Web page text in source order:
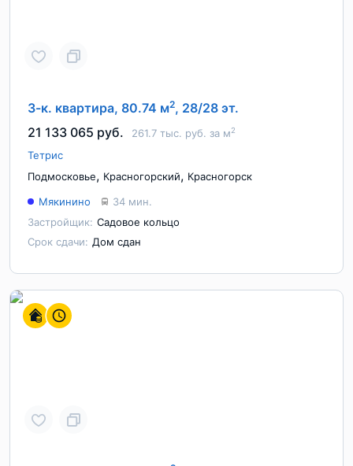
3-к. квартира, 80.74 м2, 28/28 эт.
21 133 065 руб.
261.7 тыс. руб. за м2
Тетрис
Подмосковье, Красногорский, Красногорск
Мякинино
34 мин.
Застройщик: Садовое кольцо
Срок сдачи: Дом сдан